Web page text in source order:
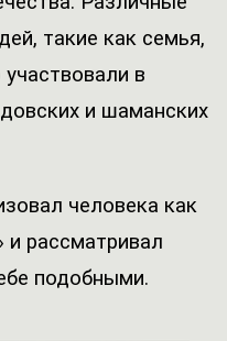
такие как семья,
в
и шаманских
человека как
и рассматривал
подобными.